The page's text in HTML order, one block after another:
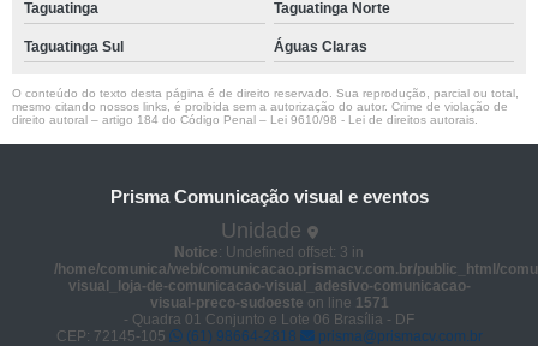
Taguatinga Taguatinga Norte
Taguatinga Sul Águas Claras
O conteúdo do texto desta página é de direito reservado. Sua reprodução, parcial ou total,
mesmo citando nossos links, é proibida sem a autorização do autor. Crime de violação de
direito autoral – artigo 184 do Código Penal – Lei 9610/98 - Lei de direitos autorais
Prisma Comunicação visual e eventos
Unidade
Notice: Undefined offset: 3 in
/home/comunica/web/comunicacao.prismacv.com.br/public_html/
visual_loja-de-comunicacao-visual_adesivo-comunicacao-
visual-preco-sudoeste on line 1571
- Quadra 01 Conjunto e Lote 06 Brasília - DF
CEP: 72145-105
(61) 98664-2818 prisma@prismacv.com.br